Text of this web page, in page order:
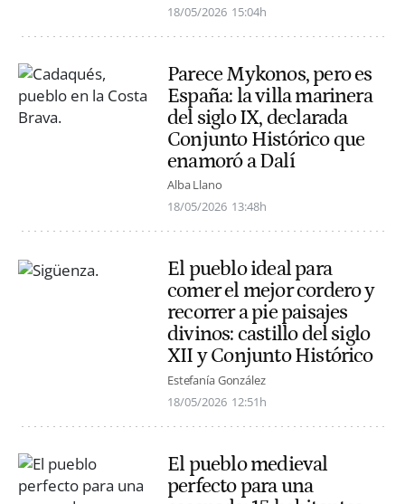
18/05/2026 15:04h
Parece Mykonos, pero es
España: la villa marinera
del siglo IX, declarada
Conjunto Histórico que
enamoró a Dalí
Alba Llano
18/05/2026 13:48h
El pueblo ideal para
comer el mejor cordero y
recorrer a pie paisajes
divinos: castillo del siglo
XII y Conjunto Histórico
Estefanía González
18/05/2026 12:51h
El pueblo medieval
perfecto para una